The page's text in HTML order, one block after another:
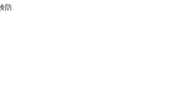
防